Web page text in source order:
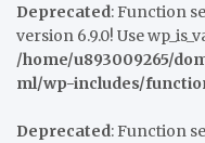
Deprecated: Function
version 6.9.0! Use
/home/u893009265/
ml/wp-includes/
Deprecated: Function